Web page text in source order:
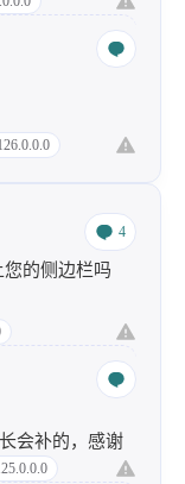
4
的侧边栏吗
会补的，感谢